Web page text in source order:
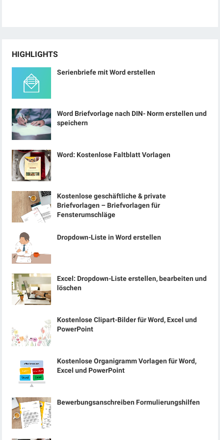
HIGHLIGHTS
Serienbriefe mit Word erstellen
Word Briefvorlage nach DIN- Norm erstellen und
speichern
Word: Kostenlose Faltblatt Vorlagen
Kostenlose geschäftliche & private
Briefvorlagen – Briefvorlagen für
Fensterumschläge
Dropdown-Liste in Word erstellen
Excel: Dropdown-Liste erstellen, bearbeiten und
löschen
Kostenlose Clipart-Bilder für Word, Excel und
PowerPoint
Kostenlose Organigramm Vorlagen für Word,
Excel und PowerPoint
Bewerbungsanschreiben Formulierungshilfen